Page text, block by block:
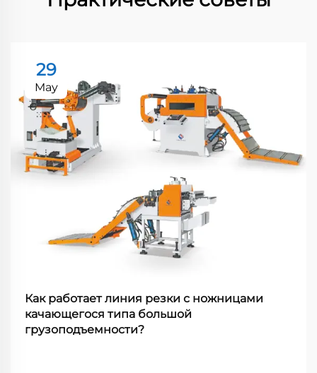
29
May
Как работает линия резки с ножницами
качающегося типа большой
грузоподъемности?